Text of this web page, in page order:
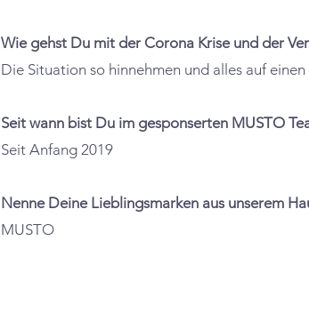
Wie gehst Du mit der Corona Krise und der
Die Situation so hinnehmen und alles auf einen
Seit wann bist Du im gesponserten MUSTO
Seit Anfang 2019
Nenne Deine Lieblingsmarken aus unserem
MUSTO